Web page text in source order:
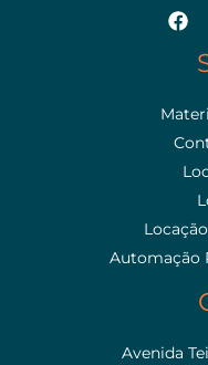
Automação
Avenida